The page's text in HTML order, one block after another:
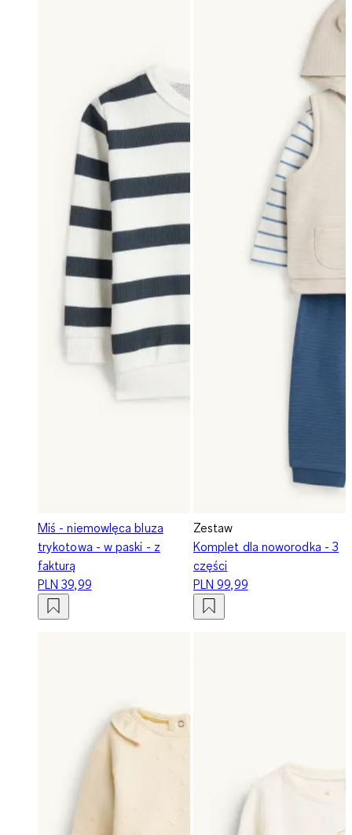
Miś - niemowlęca bluza
trykotowa - w paski - z
fakturą
PLN 39,99
Zestaw
Komplet dla noworodka - 3
części
PLN 99,99